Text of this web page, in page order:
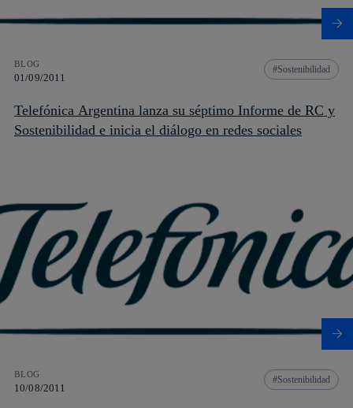
BLOG
01/09/2011
Sostenibilidad
Telefónica Argentina lanza su séptimo Informe de RC y
Sostenibilidad e inicia el diálogo en redes sociales
BLOG
10/08/2011
Sostenibilidad